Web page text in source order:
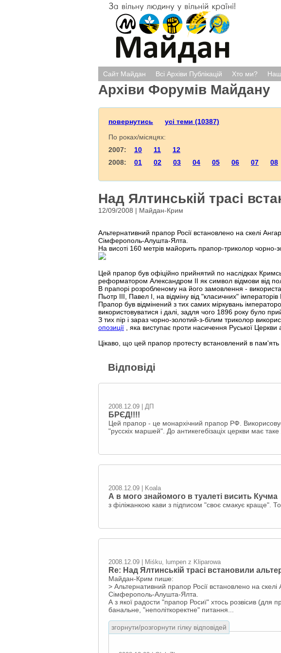
Сайт Майдан Всі Архіви Публікацій Хто ми?
Архіви Форумів Майдану
повернутись
усі теми (10387)
По роках/місяцях:
2007: 10 11
12
2008: 01 02 03 04 05 06 07 08
Над Ялтинській трасі
12/09/2008 | Майдан-Крим
Альтернативний прапор Росії встановлено на скелі
Сімферополь-Алушта-Ялта.
На висоті 160 метрів майорить прапор-триколор
Цей прапор був офіційно прийнятий по наслідках
реформатором Александром ІІ як символ відмови від
В прапорі розробленому на його замовлення -
Пьотр ІІІ, Павел І, на відміну від "класичних"
Прапор був відмінений з тих самих міркувань
використовуватися і далі, задля чого 1896 року було
З тих пір і зараз чорно-золотий-з-білим триколор
опозиції , яка виступає проти насичення Руської Церкви
Цікаво, що цей прапор протесту встановлений в
Відповіді
2008.12.09 | ДП
БРЄД!!!!
Цей прапор - це монархічний прапор РФ.
"русскіх маршей". До антикегебізаціх церкви має
2008.12.09 | Koala
А в мого знайомого в туалеті висить Кучма
з філіжанкою кави з підписом "своє смакує краще".
2008.12.09 | Miśku, lumpen z Kliparowa
Re: Над Ялтинській трасі встановили
Майдан-Крим пише:
> Альтернативний прапор Росії встановлено на
Сімферополь-Алушта-Ялта.
А з якої радости "прапор Росиї" хтось розвісив (для
банальне, "неполіткоректне" питання...
згорнути/розгорнути гілку відповідей